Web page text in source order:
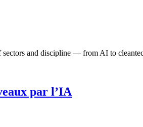
sectors and discipline — from AI to
par l’IA